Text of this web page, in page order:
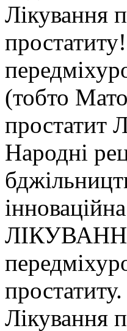
Лікування
(тобто
простатит
Народні
Лікування